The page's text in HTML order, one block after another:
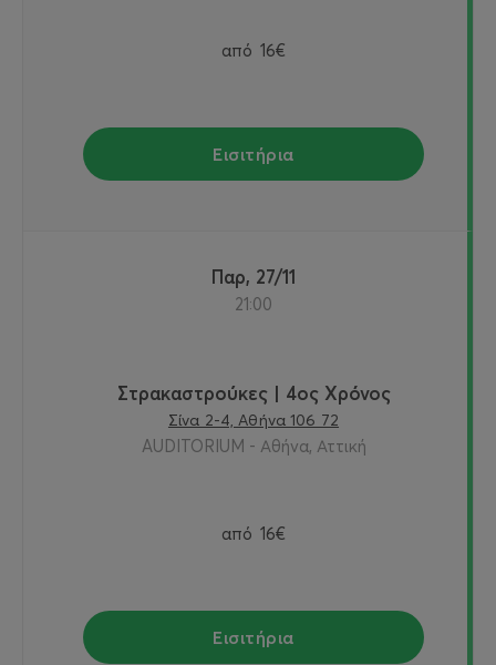
από 16€
Εισιτήρια
Παρ, 27/11
21:00
Στρακαστρούκες | 4ος Χρόνος
Σίνα 2-4, Αθήνα 106 72
AUDITORIUM - Αθήνα, Αττική
από 16€
Εισιτήρια